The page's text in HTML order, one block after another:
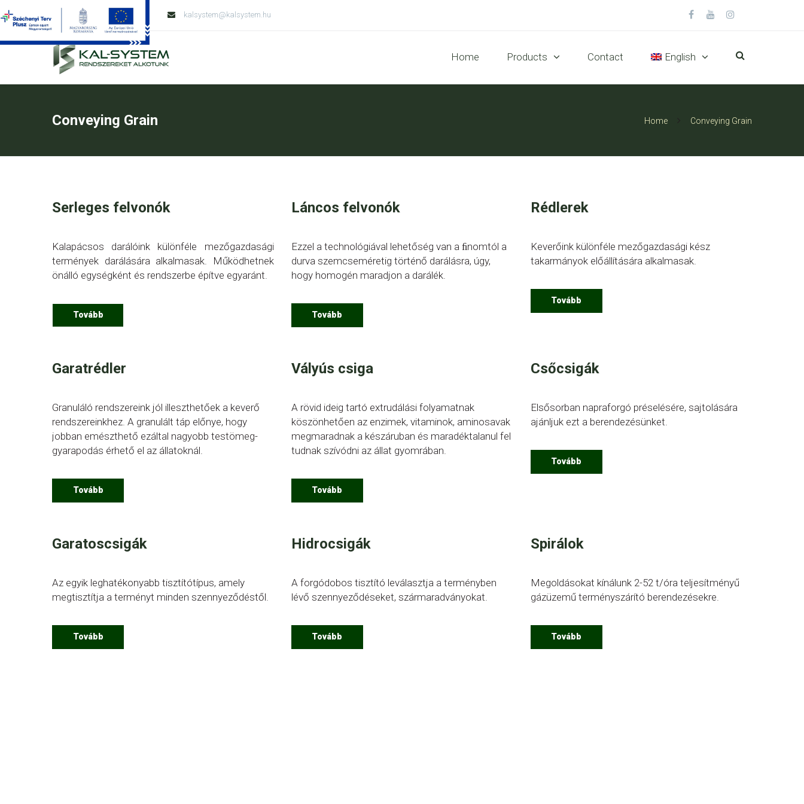
Tel: +36 79 428 138 kalsystem@kalsystem.hu
Home Products Contact English
Conveying Grain Home Conveying Grain
Serleges felvonók
Kalapácsos darálóink különféle mezőgazdasági
termények darálására alkalmasak. Működhetnek
önálló egységként és rendszerbe építve egyaránt.
Tovább
Láncos felvonók
Ezzel a technológiával lehetőség van a ﬁnomtól a
durva szemcseméretig történő darálásra, úgy,
hogy homogén maradjon a darálék.
Tovább
Rédlerek
Keverőink különféle mezőgazdasági kész
takarmányok előállítására alkalmasak.
Tovább
Garatrédler
Granuláló rendszereink jól illeszthetőek a keverő
rendszereinkhez. A granulált táp előnye, hogy
jobban emészthető ezáltal nagyobb testömeg-
gyarapodás érhető el az állatoknál.
Tovább
Vályús csiga
A rövid ideig tartó extrudálási folyamatnak
köszönhetően az enzimek, vitaminok, aminosavak
megmaradnak a készáruban és maradéktalanul fel
tudnak szívódni az állat gyomrában.
Tovább
Csőcsigák
Elsősorban napraforgó préselésére, sajtolására
ajánljuk ezt a berendezésünket.
Tovább
Garatoscsigák
Az egyik leghatékonyabb tisztítótípus, amely
megtisztítja a terményt minden szennyeződéstől.
Tovább
Hidrocsigák
A forgódobos tisztító leválasztja a terményben
lévő szennyeződéseket, szármaradványokat.
Tovább
Spirálok
Megoldásokat kínálunk 2-52 t/óra teljesítményű
gázüzemű terményszárító berendezésekre.
Tovább